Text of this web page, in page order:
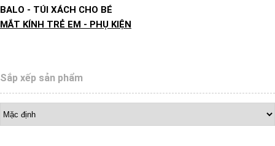
BALO - TÚI XÁCH CHO BÉ
MẮT KÍNH TRẺ EM - PHỤ KIỆN
Sắp xếp sản phẩm